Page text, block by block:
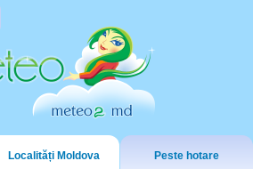
Localități Moldova Peste hotare